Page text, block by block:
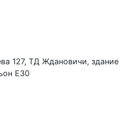
127, ТД Ждановичи, здание
E30